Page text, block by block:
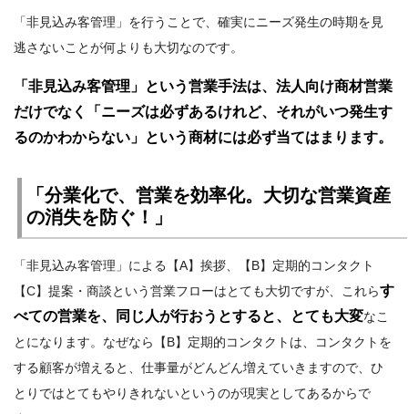
「非見込み客管理」を行うことで、確実にニーズ発生の時期を見
逃さないことが何よりも大切なのです。
「非見込み客管理」という営業手法は、法人向け商材営業
だけでなく「ニーズは必ずあるけれど、それがいつ発生す
るのかわからない」という商材には必ず当てはまります。
「分業化で、営業を効率化。大切な営業資産
の消失を防ぐ！」
「非見込み客管理」による【A】挨拶、【B】定期的コンタクト
【C】提案・商談という営業フローはとても大切ですが、これらす
べての営業を、同じ人が行おうとすると、とても大変なこ
とになります。なぜなら【B】定期的コンタクトは、コンタクトを
する顧客が増えると、仕事量がどんどん増えていきますので、ひ
とりではとてもやりきれないというのが現実としてあるからで